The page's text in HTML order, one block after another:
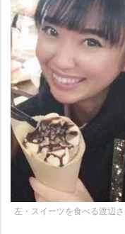
左・スイーツを食べる渡辺